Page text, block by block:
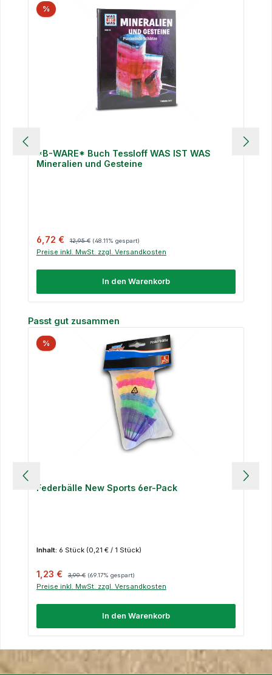
%
*B-WARE* Buch Tessloff WAS IST WAS
Mineralien und Gesteine
Verkaufspreis:
6,72 € 12,95 € (48.11% gespart)
Preise inkl. MwSt. zzgl. Versandkosten
In den Warenkorb
Produktgalerie überspringen
Passt gut zusammen
%
Federbälle New Sports 6er-Pack
Inhalt: 6 Stück (0,21 € / 1 Stück)
Verkaufspreis:
1,23 € 3,99 € (69.17% gespart)
Preise inkl. MwSt. zzgl. Versandkosten
In den Warenkorb